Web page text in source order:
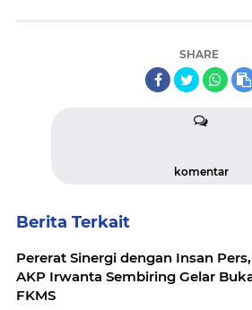
SHARE
komentar
Berita Terkait
Pererat Sinergi dengan Insan
AKP Irwanta Sembiring Gelar
FKMS